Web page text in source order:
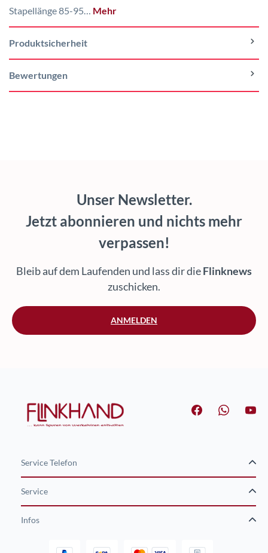
Stapellänge 85-95… Mehr
Produktsicherheit
Bewertungen
Unser Newsletter.
Jetzt abonnieren und nichts mehr
verpassen!
Bleib auf dem Laufenden und lass dir dieFlinknews
zuschicken.
ANMELDEN
Service Telefon
Service
Infos